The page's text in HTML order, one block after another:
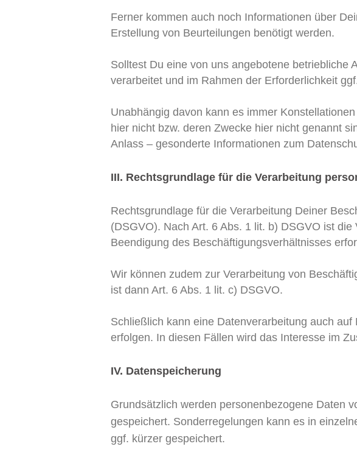
Ferner kommen auch noch Informationen über
Erstellung von Beurteilungen benötigt werden.
Solltest Du eine von uns angebotene betriebliche
verarbeitet und im Rahmen der Erforderlichkeit
Unabhängig davon kann es immer
hier nicht bzw. deren Zwecke hier nicht genannt
Anlass – gesonderte Informationen zum
III. Rechtsgrundlage für die Verarbeitung
Rechtsgrundlage für die Verarbeitung Deiner
(DSGVO). Nach Art. 6 Abs. 1 lit. b) DSGVO ist
Beendigung des Beschäftigungsverhältnisses
Wir können zudem zur Verarbeitung von
ist dann Art. 6 Abs. 1 lit. c) DSGVO.
Schließlich kann eine Datenverarbeitung auch
erfolgen. In diesen Fällen wird das Interesse im
IV. Datenspeicherung
Grundsätzlich werden personenbezogene Daten
gespeichert. Sonderregelungen kann es in
ggf. kürzer gespeichert.